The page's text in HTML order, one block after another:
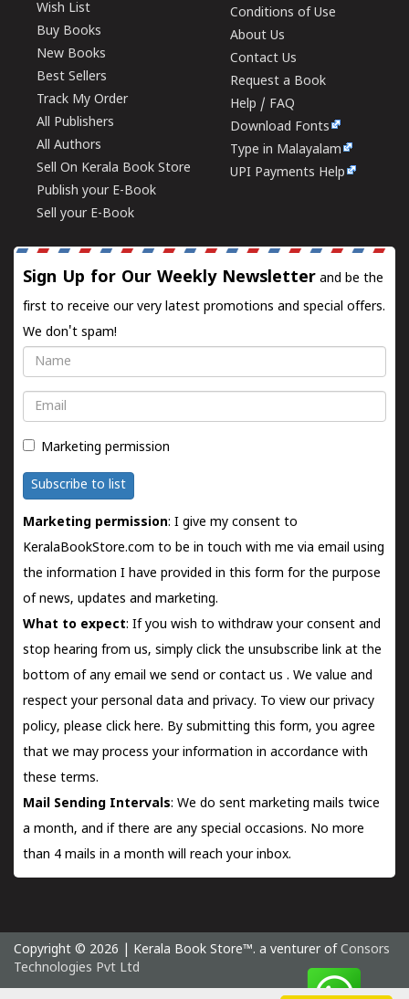
Wish List
Buy Books
New Books
Best Sellers
Track My Order
All Publishers
All Authors
Sell On Kerala Book Store
Publish your E-Book
Sell your E-Book
Conditions of Use
About Us
Contact Us
Request a Book
Help / FAQ
Download Fonts
Type in Malayalam
UPI Payments Help
Sign Up for Our Weekly Newsletter and be the
first to receive our very latest promotions and special offers.
We don't spam!
Name
Email
Marketing permission
Subscribe to list
Marketing permission: I give my consent to
KeralaBookStore.com to be in touch with me via email using
the information I have provided in this form for the purpose
of news, updates and marketing.
What to expect: If you wish to withdraw your consent and
stop hearing from us, simply click the unsubscribe link at the
bottom of any email we send orcontact us . We value and
respect your personal data and privacy. To view our privacy
policy, please click here. By submitting this form, you agree
that we may process your information in accordance with
these terms.
Mail Sending Intervals: We do sent marketing mails twice
a month, and if there are any special occasions. No more
than 4 mails in a month will reach your inbox.
Copyright © 2026 | Kerala Book Store™. a venturer of Consors
Technologies Pvt Ltd